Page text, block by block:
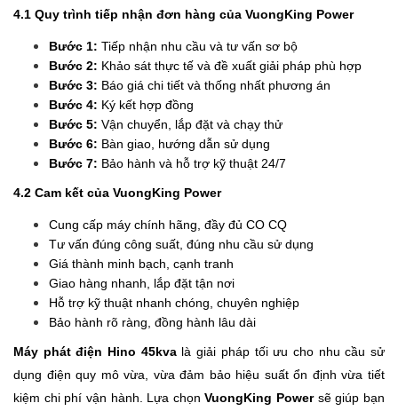
4.1 Quy trình tiếp nhận đơn hàng của VuongKing Power
Bước 1: Tiếp nhận nhu cầu và tư vấn sơ bộ
Bước 2: Khảo sát thực tế và đề xuất giải pháp phù hợp
Bước 3: Báo giá chi tiết và thống nhất phương án
Bước 4: Ký kết hợp đồng
Bước 5: Vận chuyển, lắp đặt và chạy thử
Bước 6: Bàn giao, hướng dẫn sử dụng
Bước 7: Bảo hành và hỗ trợ kỹ thuật 24/7
4.2 Cam kết của VuongKing Power
Cung cấp máy chính hãng, đầy đủ CO CQ
Tư vấn đúng công suất, đúng nhu cầu sử dụng
Giá thành minh bạch, cạnh tranh
Giao hàng nhanh, lắp đặt tận nơi
Hỗ trợ kỹ thuật nhanh chóng, chuyên nghiệp
Bảo hành rõ ràng, đồng hành lâu dài
Máy phát điện Hino 45kvalà giải pháp tối ưu cho nhu cầu sử
dụng điện quy mô vừa, vừa đảm bảo hiệu suất ổn định vừa tiết
kiệm chi phí vận hành. Lựa chọnVuongKing Powersẽ giúp bạn